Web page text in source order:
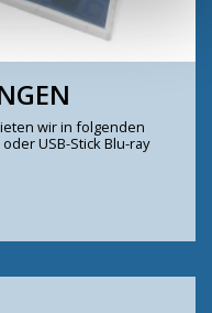
wir in folgenden
USB-Stick Blu-ray